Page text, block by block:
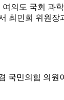
의도 국회 과
최민희 위원
국민의힘 의